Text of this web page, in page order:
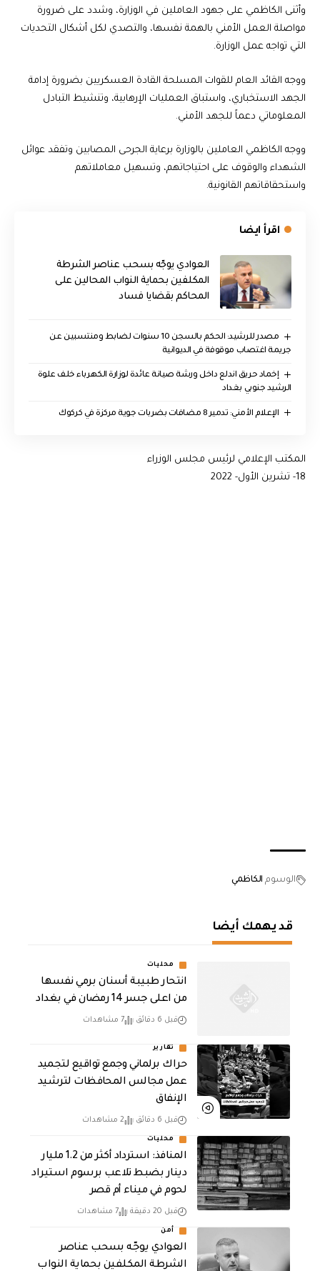
وأثنى الكاظمي على جهود العاملين في الوزارة، وشدد على ضرورة
مواصلة العمل الأمني بالهمة نفسها، والتصدي لكل أشكال التحديات
التي تواجه عمل الوزارة.
ووجه القائد العام للقوات المسلحة القادة العسكريين بضرورة إدامة
الجهد الاستخباري، واستباق العمليات الإرهابية، وتنشيط التبادل
المعلوماتي دعماً للجهد الأمني.
ووجه الكاظمي العاملين بالوزارة برعاية الجرحى المصابين وتفقد عوائل
الشهداء والوقوف على احتياجاتهم، وتسهيل معاملاتهم
واستحقاقاتهم القانونية.
اقرأ ايضا
العوادي يوجّه بسحب عناصر الشرطة
المكلفين بحماية النواب المحالين على
المحاكم بقضايا فساد
مصدر للرشيد: الحكم بالسجن 10 سنوات لضابط ومنتسبين عن
جريمة اغتصاب موقوفة في الديوانية
إخماد حريق اندلع داخل ورشة صيانة عائدة لوزارة الكهرباء خلف علوة
الرشيد جنوبي بغداد
الإعلام الأمني: تدمير 8 مضافات بضربات جوية مركزة في كركوك
المكتب الإعلامي لرئيس مجلس الوزراء
18- تشرين الأول- 2022
الوسوم الكاظمي
قد يهمك أيضا
محليات
انتحار طبيبة أسنان برمي نفسها
من اعلى جسر 14 رمضان في بغداد
قبل 6 دقائق 7 مشاهدات
تقارير
حراك برلماني وجمع تواقيع لتجميد
عمل مجالس المحافظات لترشيد
الإنفاق
قبل 6 دقائق 2 مشاهدات
محليات
المنافذ: استرداد أكثر من 1.2 مليار
دينار بضبط تلاعب برسوم استيراد
لحوم في ميناء أم قصر
قبل 20 دقيقة 7 مشاهدات
أمن
العوادي يوجّه بسحب عناصر
الشرطة المكلفين بحماية النواب